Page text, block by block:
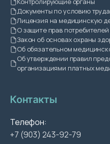
Документы по условию труда
Лицензия на медицинскую
О защите прав потребителей
Закон об основах охраны
Об обязательном
Об утверждении правил
организациями платных
Контакты
Телефон:
+7 (903) 243-92-79